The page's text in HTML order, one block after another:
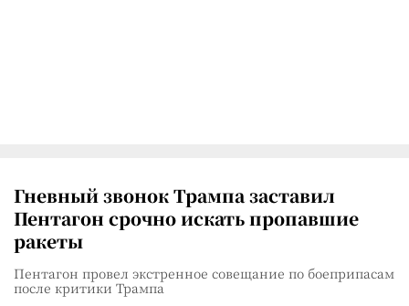
Гневный звонок Трампа заставил
Пентагон срочно искать пропавшие
ракеты
Пентагон провел экстренное совещание по боеприпасам
после критики Трампа